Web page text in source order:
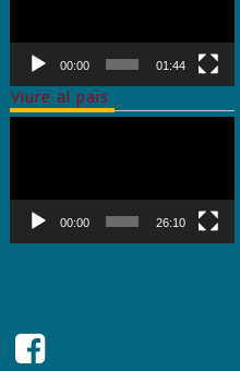
00:00 01:44
Viure al pais
00:00 26:10